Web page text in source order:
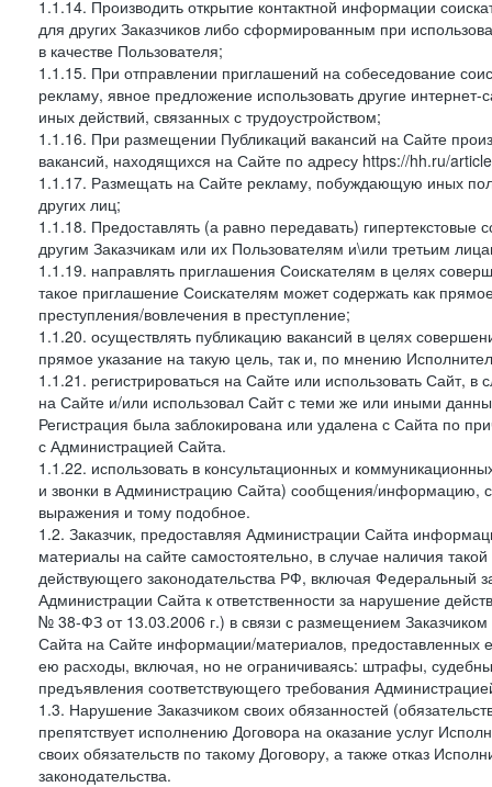
1.1.14. Производить открытие контактной информации
для других Заказчиков либо сформированным при
в качестве Пользователя;
1.1.15. При отправлении приглашений на собеседование
рекламу, явное предложение использовать другие
иных действий, связанных с трудоустройством;
1.1.16. При размещении Публикаций вакансий на Сайте
вакансий, находящихся на Сайте по адресу https://hh.ru/
1.1.17. Размещать на Сайте рекламу, побуждающую иных
других лиц;
1.1.18. Предоставлять (а равно передавать)
другим Заказчикам или их Пользователям и\или третьим
1.1.19. направлять приглашения Соискателям в целях
такое приглашение Соискателям может содержать как
преступления/вовлечения в преступление;
1.1.20. осуществлять публикацию вакансий в целях
прямое указание на такую цель, так и, по мнению
1.1.21. регистрироваться на Сайте или использовать Сайт,
на Сайте и/или использовал Сайт с теми же или иными
Регистрация была заблокирована или удалена с Сайта по
с Администрацией Сайта.
1.1.22. использовать в консультационных и
и звонки в Администрацию Сайта) сообщения/информацию,
выражения и тому подобное.
1.2. Заказчик, предоставляя Администрации Сайта
материалы на сайте самостоятельно, в случае наличия
действующего законодательства РФ, включая
Администрации Сайта к ответственности за нарушение
№ 38-ФЗ от 13.03.2006 г.) в связи с размещением
Сайта на Сайте информации/материалов, предоставленных
ею расходы, включая, но не ограничиваясь: штрафы,
предъявления соответствующего требования
1.3. Нарушение Заказчиком своих обязанностей
препятствует исполнению Договора на оказание услуг
своих обязательств по такому Договору, а также отказ
законодательства.